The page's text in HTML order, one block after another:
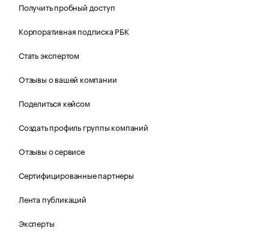
Получить пробный доступ
Корпоративная подписка РБК
Стать экспертом
Отзывы о вашей компании
Поделиться кейсом
Создать профиль группы компаний
Отзывы о сервисе
Сертифицированные партнеры
Лента публикаций
Эксперты